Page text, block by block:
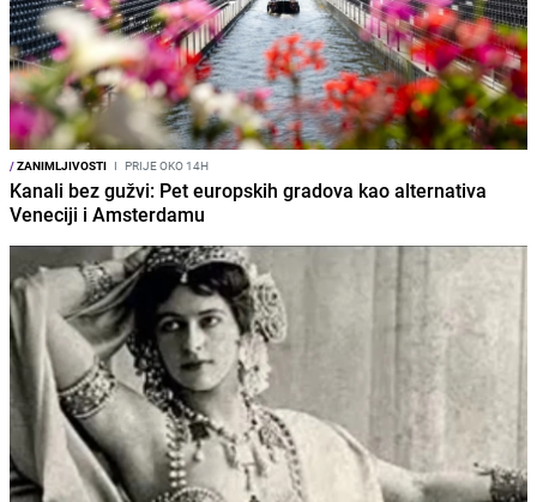
/ZANIMLJIVOSTI I PRIJE OKO 14H
Kanali bez gužvi: Pet europskih gradova kao alternativa
Veneciji i Amsterdamu